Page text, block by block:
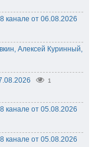
канале от 06.08.2026
Алексей Куринный,
1
канале от 05.08.2026
канале от 05.08.2026